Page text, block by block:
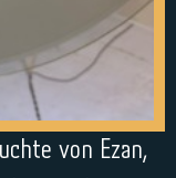
von Ezan,